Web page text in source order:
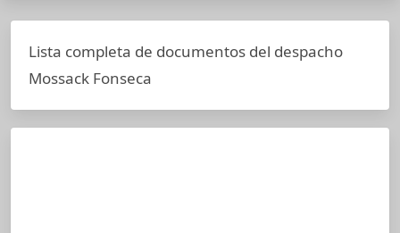
Lista completa de documentos del despacho
Mossack Fonseca